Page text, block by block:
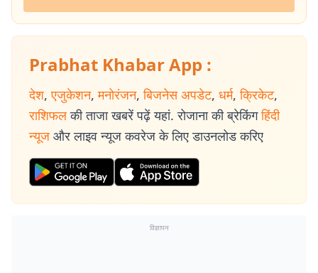
Prabhat Khabar App :
देश, एजुकेशन, मनोरंजन, बिजनेस अपडेट, धर्म, क्रिकेट,
राशिफल की ताजा खबरें पढ़ें यहां. रोजाना की ब्रेकिंग हिंदी
न्यूज और लाइव न्यूज कवरेज के लिए डाउनलोड करिए
विज्ञापन